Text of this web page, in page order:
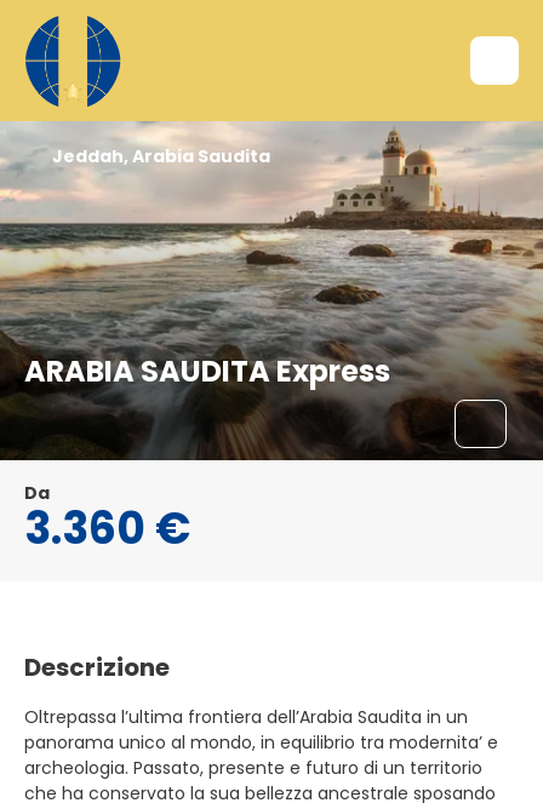
ARABIA SAUDITA Express
Jeddah, Arabia Saudita
Da
3.360 €
Descrizione
Oltrepassa l’ultima frontiera dell’Arabia Saudita in un
panorama unico al mondo, in equilibrio tra modernita’ e
archeologia. Passato, presente e futuro di un territorio
che ha conservato la sua bellezza ancestrale sposando